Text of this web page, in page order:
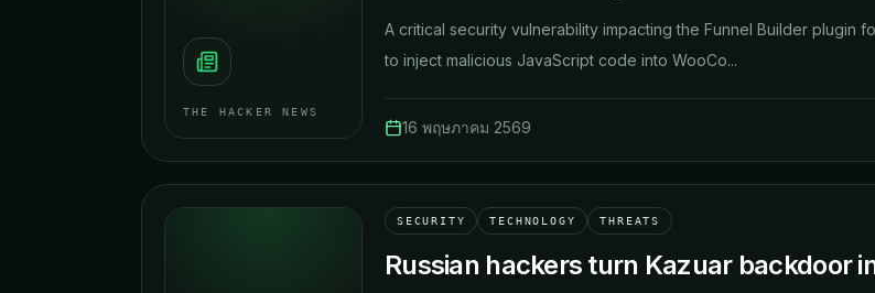
THE HACKER NEWS
A critical security vulnerability impacting the Funnel Builder plugin
to inject malicious JavaScript code into WooCo...
16 พฤษภาคม 2569
SECURITY TECHNOLOGY THREATS
Russian hackers turn Kazuar backdoor